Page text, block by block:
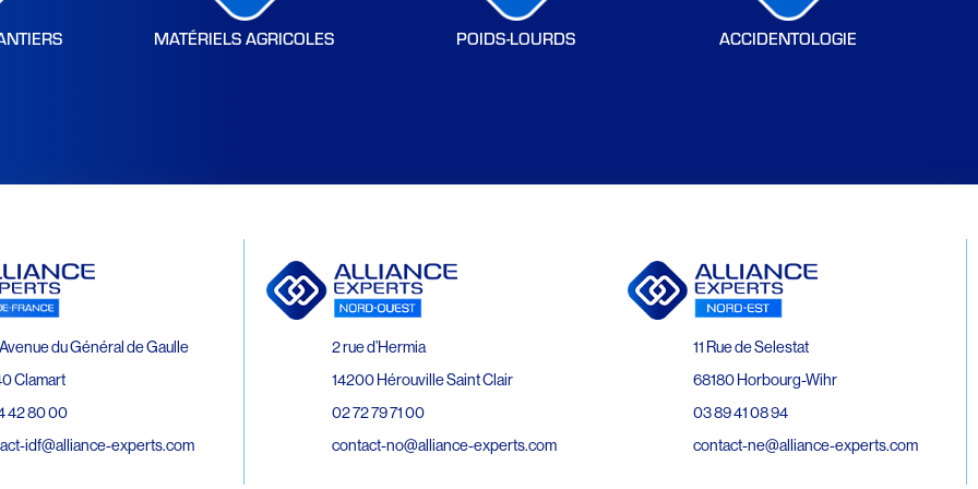
MATÉRIELS AGRICOLES POIDS-LOURDS ACCIDENTOLOGIE
du Général de Gaulle
Clamart
42 80 00
idf@alliance-experts.com
2 rue d’Hermia
14200 Hérouville Saint Clair
02 72 79 71 00
contact-no@alliance-experts.com
11 Rue de Selestat
68180 Horbourg-Wihr
03 89 41 08 94
contact-ne@alliance-experts.com